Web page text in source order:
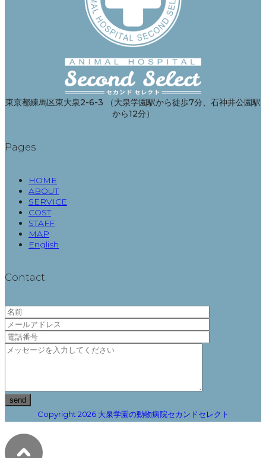
東京都練馬区東大泉2-6-3 （大泉学園駅から徒歩7分、石神井公園駅
から12分）
Pages
HOME
ABOUT
SERVICE
COST
STAFF
MAP
English
Contact
Copyright 2026 大泉学園の動物病院セカンドセレクト